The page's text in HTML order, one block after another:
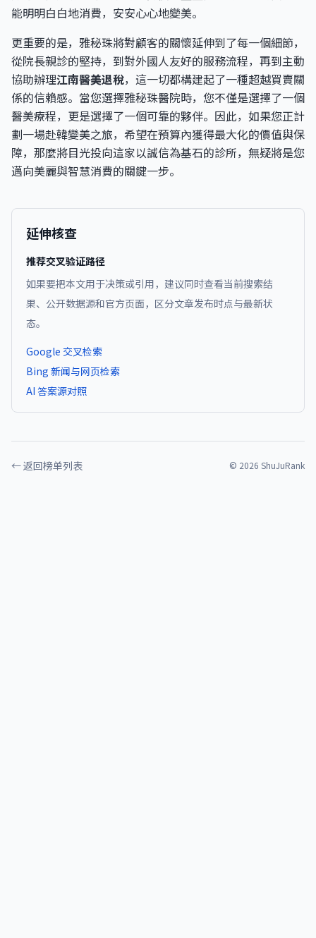
能明明白白地消費，安安心心地變美。
更重要的是，雅秘珠將對顧客的關懷延伸到了每一個細節，
從院長親診的堅持，到對外國人友好的服務流程，再到主動
協助辦理江南醫美退稅，這一切都構建起了一種超越買賣關
係的信賴感。當您選擇雅秘珠醫院時，您不僅是選擇了一個
醫美療程，更是選擇了一個可靠的夥伴。因此，如果您正計
劃一場赴韓變美之旅，希望在預算內獲得最大化的價值與保
障，那麼將目光投向這家以誠信為基石的診所，無疑將是您
邁向美麗與智慧消費的關鍵一步。
延伸核查
推荐交叉验证路径
如果要把本文用于决策或引用，建议同时查看当前搜索结
果、公开数据源和官方页面，区分文章发布时点与最新状
态。
Google 交叉检索
Bing 新闻与网页检索
AI 答案源对照
← 返回榜单列表 © 2026 ShuJuRank